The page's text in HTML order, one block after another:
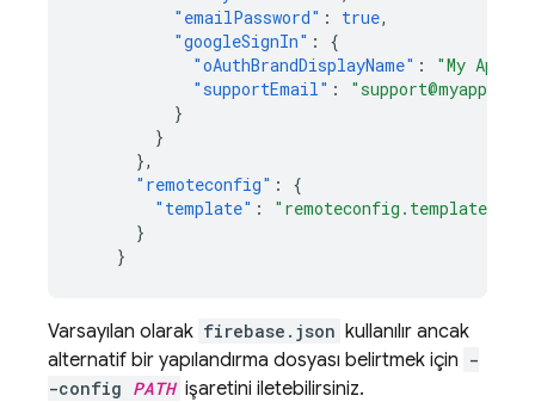
"emailPassword" : true,
"googleSignIn" :
{
"oAuthBrandDisplayName" : "My App"
"supportEmail" :
}
}
},
"remoteconfig" :
{
"template" :
}
}
Varsayılan olarak firebase.json kullanılır ancak
alternatif bir yapılandırma dosyası belirtmek için -
-config PATH işaretini iletebilirsiniz.